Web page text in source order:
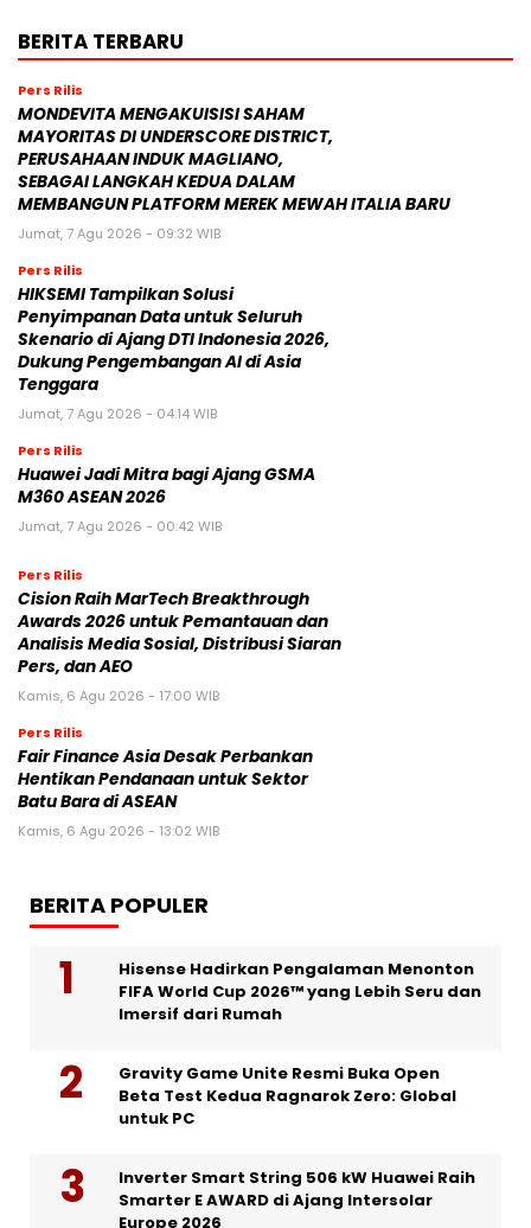
BERITA TERBARU
Pers Rilis
MONDEVITA MENGAKUISISI SAHAM
MAYORITAS DI UNDERSCORE DISTRICT,
PERUSAHAAN INDUK MAGLIANO,
SEBAGAI LANGKAH KEDUA DALAM
MEMBANGUN PLATFORM MEREK MEWAH ITALIA BARU
Jumat, 7 Agu 2026 - 09:32 WIB
Pers Rilis
HIKSEMI Tampilkan Solusi
Penyimpanan Data untuk Seluruh
Skenario di Ajang DTI Indonesia 2026,
Dukung Pengembangan AI di Asia
Tenggara
Jumat, 7 Agu 2026 - 04:14 WIB
Pers Rilis
Huawei Jadi Mitra bagi Ajang GSMA
M360 ASEAN 2026
Jumat, 7 Agu 2026 - 00:42 WIB
Pers Rilis
Cision Raih MarTech Breakthrough
Awards 2026 untuk Pemantauan dan
Analisis Media Sosial, Distribusi Siaran
Pers, dan AEO
Kamis, 6 Agu 2026 - 17:00 WIB
Pers Rilis
Fair Finance Asia Desak Perbankan
Hentikan Pendanaan untuk Sektor
Batu Bara di ASEAN
Kamis, 6 Agu 2026 - 13:02 WIB
BERITA POPULER
Hisense Hadirkan Pengalaman Menonton
FIFA World Cup 2026™ yang Lebih Seru dan
Imersif dari Rumah
Gravity Game Unite Resmi Buka Open
Beta Test Kedua Ragnarok Zero: Global
untuk PC
Inverter Smart String 506 kW Huawei Raih
Smarter E AWARD di Ajang Intersolar
Europe 2026